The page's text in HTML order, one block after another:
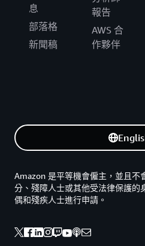
息
部落格
新聞稿
報告
AWS 合
作夥伴
Amazon 是平等機會僱主，並且不
分、殘障人士或其他受法律保護的
偶和殘疾人士進行申請。